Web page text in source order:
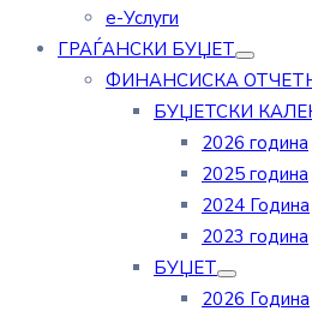
е-Услуги
ГРАЃАНСКИ БУЏЕТ
ФИНАНСИСКА
БУЏЕТСКИ
2026 година
2025 година
2024 Година
2023 година
БУЏЕТ
2026 Година